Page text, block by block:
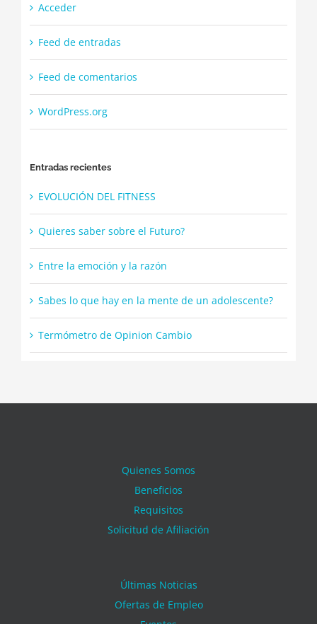
Acceder
Feed de entradas
Feed de comentarios
WordPress.org
Entradas recientes
EVOLUCIÓN DEL FITNESS
Quieres saber sobre el Futuro?
Entre la emoción y la razón
Sabes lo que hay en la mente de un adolescente?
Termómetro de Opinion Cambio
Quienes Somos
Beneficios
Requisitos
Solicitud de Afiliación
Últimas Noticias
Ofertas de Empleo